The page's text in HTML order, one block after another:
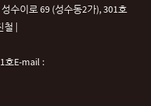
수이로 69 (성수동2가), 301호
|
호E-mail :